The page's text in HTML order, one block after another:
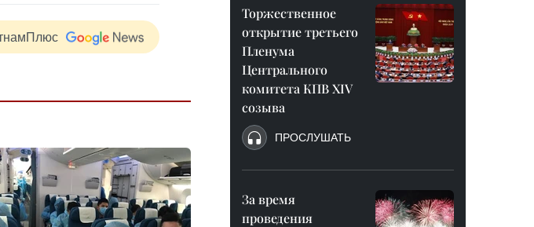
Торжественное
открытие третьего
Пленума
Центрального
комитета КПВ XIV
созыва
ПРОСЛУШАТЬ
За время
проведения